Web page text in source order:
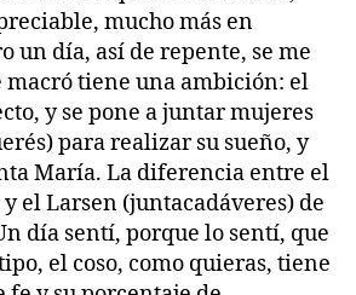
mucho más en
un día, así de repente, se me
macró tiene una ambición: el
y se pone a juntar mujeres
para realizar su sueño, y
María. La diferencia entre el
el Larsen (juntacadáveres) de
día sentí, porque lo sentí, que
el coso, como quieras, tiene